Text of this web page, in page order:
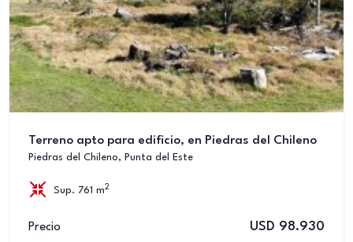
Terreno apto para edificio, en Piedras del Chileno
Piedras del Chileno, Punta del Este
Sup. 761 m 2
Precio USD 98.930